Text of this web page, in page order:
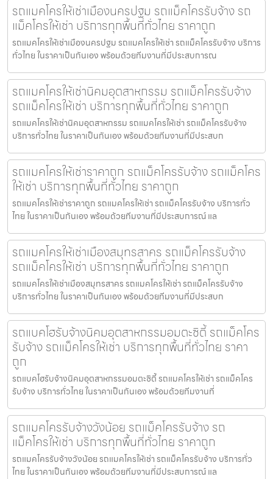
รถแมคโครให้เช่าเมืองนครปฐม รถแม็คโครรับจ้าง รถ
แม็คโครให้เช่า บริการทุกพื้นที่ทั่วไทย ราคาถูก
รถแมคโครให้เช่าเมืองนครปฐม รถแมคโครให้เช่า รถแม็คโครรับจ้าง บริการ
ทั่วไทย ในราคาเป็นกันเอง พร้อมด้วยทีมงานที่มีประสบการณ
รถแมคโครให้เช่านิคมอุตสาหกรรม รถแม็คโครรับจ้าง
รถแม็คโครให้เช่า บริการทุกพื้นที่ทั่วไทย ราคาถูก
รถแมคโครให้เช่านิคมอุตสาหกรรม รถแมคโครให้เช่า รถแม็คโครรับจ้าง
บริการทั่วไทย ในราคาเป็นกันเอง พร้อมด้วยทีมงานที่มีประสบก
รถแมคโครให้เช่าราคาถูก รถแม็คโครรับจ้าง รถแม็คโคร
ให้เช่า บริการทุกพื้นที่ทั่วไทย ราคาถูก
รถแมคโครให้เช่าราคาถูก รถแมคโครให้เช่า รถแม็คโครรับจ้าง บริการทั่ว
ไทย ในราคาเป็นกันเอง พร้อมด้วยทีมงานที่มีประสบการณ์ แล
รถแมคโครให้เช่าเมืองสมุทรสาคร รถแม็คโครรับจ้าง
รถแม็คโครให้เช่า บริการทุกพื้นที่ทั่วไทย ราคาถูก
รถแมคโครให้เช่าเมืองสมุทรสาคร รถแมคโครให้เช่า รถแม็คโครรับจ้าง
บริการทั่วไทย ในราคาเป็นกันเอง พร้อมด้วยทีมงานที่มีประสบก
รถแบคโฮรับจ้างนิคมอุตสาหกรรมอมตะซิตี้ รถแม็คโคร
รับจ้าง รถแม็คโครให้เช่า บริการทุกพื้นที่ทั่วไทย ราคา
ถูก
รถแบคโฮรับจ้างนิคมอุตสาหกรรมอมตะซิตี้ รถแมคโครให้เช่า รถแม็คโคร
รับจ้าง บริการทั่วไทย ในราคาเป็นกันเอง พร้อมด้วยทีมงานที่
รถแมคโครรับจ้างวังน้อย รถแม็คโครรับจ้าง รถ
แม็คโครให้เช่า บริการทุกพื้นที่ทั่วไทย ราคาถูก
รถแมคโครรับจ้างวังน้อย รถแมคโครให้เช่า รถแม็คโครรับจ้าง บริการทั่ว
ไทย ในราคาเป็นกันเอง พร้อมด้วยทีมงานที่มีประสบการณ์ แล